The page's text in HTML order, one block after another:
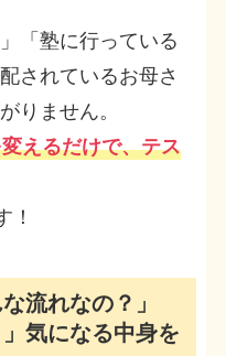
「塾に行っている
されているお母さ
りません。
えるだけで、テス
！
流れなの？」
」気になる中身を